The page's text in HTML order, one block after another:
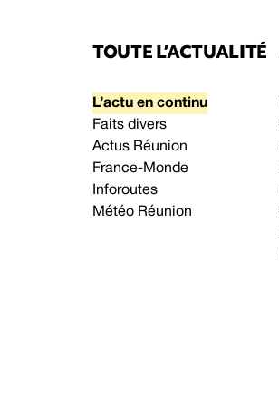
TOUTE L’ACTUALITÉ
L’actu en continu
Faits divers
Actus Réunion
France-Monde
Inforoutes
Météo Réunion